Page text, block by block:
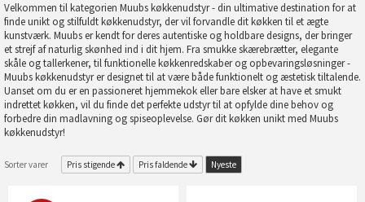
Velkommen til kategorien Muubs køkkenudstyr - din ultimative destination for at
finde unikt og stilfuldt køkkenudstyr, der vil forvandle dit køkken til et ægte
kunstværk. Muubs er kendt for deres autentiske og holdbare designs, der bringer
et strejf af naturlig skønhed ind i dit hjem. Fra smukke skærebrætter, elegante
skåle og tallerkener, til funktionelle køkkenredskaber og opbevaringsløsninger -
Muubs køkkenudstyr er designet til at være både funktionelt og æstetisk tiltalende.
Uanset om du er en passioneret hjemmekok eller bare elsker at have et smukt
indrettet køkken, vil du finde det perfekte udstyr til at opfylde dine behov og
forbedre din madlavning og spiseoplevelse. Gør dit køkken unikt med Muubs
køkkenudstyr!
Sorter varer Pris stigende Pris faldende Nyeste